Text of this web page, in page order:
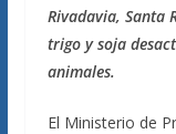
Rivadavia, Santa
trigo y soja
animales.
El Ministerio de